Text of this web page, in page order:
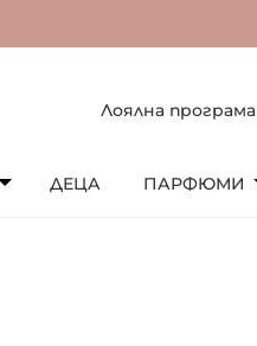
Лоялна програма
ДЕЦА ПАРФЮМИ